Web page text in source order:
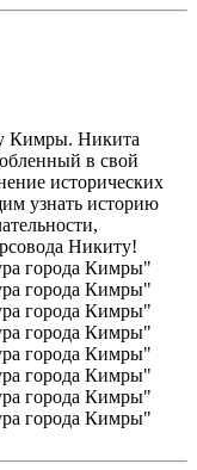
Кимры. Никита
в свой
исторических
узнать историю
Никиту!